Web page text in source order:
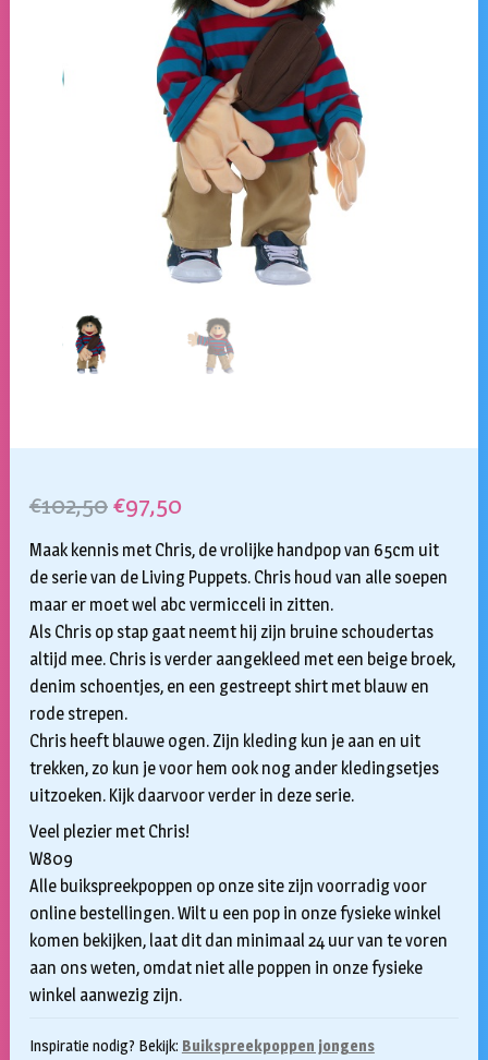
€102,50Oorspronkelijke
prijs
was:
€102,50.
€97,50Huidige
prijs
is:
€97,50.
Maak kennis met Chris, de vrolijke handpop van 65cm uit
de serie van de Living Puppets. Chris houd van alle soepen
maar er moet wel abc vermicceli in zitten.
Als Chris op stap gaat neemt hij zijn bruine schoudertas
altijd mee. Chris is verder aangekleed met een beige broek,
denim schoentjes, en een gestreept shirt met blauw en
rode strepen.
Chris heeft blauwe ogen. Zijn kleding kun je aan en uit
trekken, zo kun je voor hem ook nog ander kledingsetjes
uitzoeken. Kijk daarvoor verder in deze serie.
Veel plezier met Chris!
W809
Alle buikspreekpoppen op onze site zijn voorradig voor
online bestellingen. Wilt u een pop in onze fysieke winkel
komen bekijken, laat dit dan minimaal 24 uur van te voren
aan ons weten, omdat niet alle poppen in onze fysieke
winkel aanwezig zijn.
Inspiratie nodig? Bekijk: Buikspreekpoppen jongens